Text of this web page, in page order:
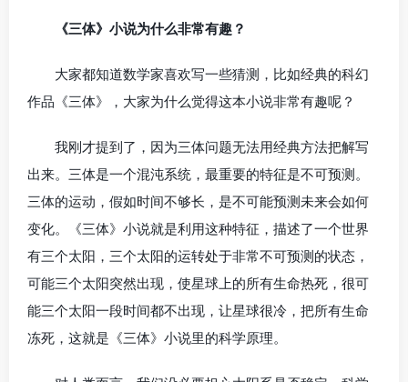
《三体》小说为什么非常有趣？
大家都知道数学家喜欢写一些猜测，比如经典的科幻
作品《三体》，大家为什么觉得这本小说非常有趣呢？
我刚才提到了，因为三体问题无法用经典方法把解写
出来。三体是一个混沌系统，最重要的特征是不可预测。
三体的运动，假如时间不够长，是不可能预测未来会如何
变化。《三体》小说就是利用这种特征，描述了一个世界
有三个太阳，三个太阳的运转处于非常不可预测的状态，
可能三个太阳突然出现，使星球上的所有生命热死，很可
能三个太阳一段时间都不出现，让星球很冷，把所有生命
冻死，这就是《三体》小说里的科学原理。